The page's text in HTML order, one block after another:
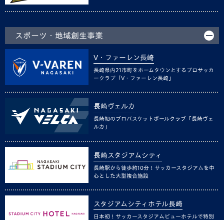
スポーツ・地域創生事業
V・ファーレン長崎
長崎県内21市町をホームタウンとするプロサッカ
ークラブ「V・ファーレン長崎」
長崎ヴェルカ
長崎初のプロバスケットボールクラブ「長崎ヴェ
ルカ」
長崎スタジアムシティ
長崎駅から徒歩約10分！サッカースタジアムを中
心とした大型複合施設
スタジアムシティホテル長崎
日本初！サッカースタジアムビューホテルで特別